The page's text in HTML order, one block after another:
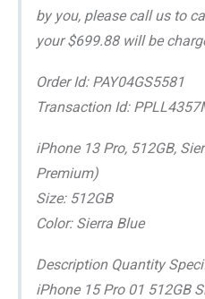
by you, please call us to
your $699.88 will be
Order Id: PAY04GS5581
Transaction Id:
iPhone 13 Pro, 512GB,
Premium)
Size: 512GB
Color: Sierra Blue
Description Quantity
iPhone 15 Pro 01 512GB